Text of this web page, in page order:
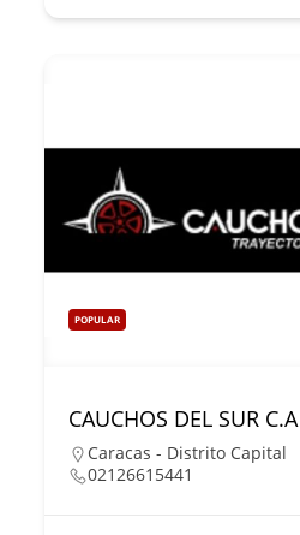
POPULAR
CAUCHOS DEL SUR C.A
Caracas - Distrito Capital
02126615441